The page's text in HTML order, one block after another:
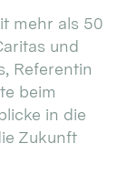
mehr als 50
und
Referentin
beim
in die
Zukunft